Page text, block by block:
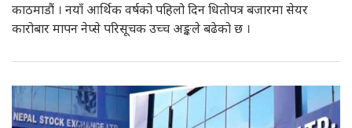
काठमाडौं । नयाँ आर्थिक वर्षको पहिलो दिन धितोपत्र बजारमा सेयर
कारोबार मापन नेप्से परिसूचक उच्च अङ्कले बढेको छ ।